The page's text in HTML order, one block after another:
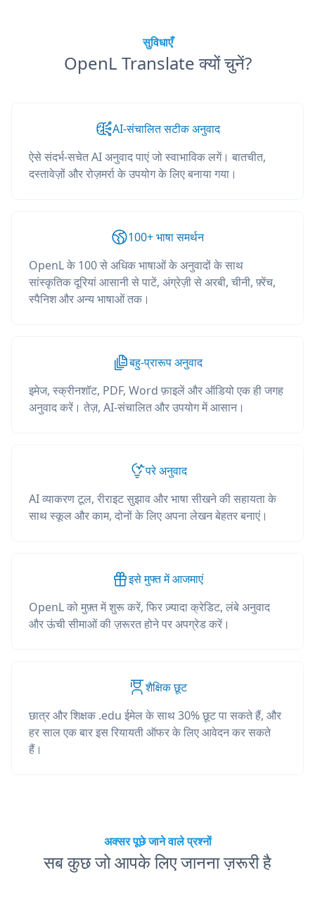
सुविधाएँ
OpenL Translate क्यों चुनें?
AI-संचालित सटीक अनुवाद
ऐसे संदर्भ-सचेत AI अनुवाद पाएं जो स्वाभाविक लगें। बातचीत,
दस्तावेज़ों और रोज़मर्रा के उपयोग के लिए बनाया गया।
100+ भाषा समर्थन
OpenL के 100 से अधिक भाषाओं के अनुवादों के साथ
सांस्कृतिक दूरियां आसानी से पाटें, अंग्रेज़ी से अरबी, चीनी, फ़्रेंच,
स्पैनिश और अन्य भाषाओं तक।
बहु-प्रारूप अनुवाद
इमेज, स्क्रीनशॉट, PDF, Word फ़ाइलें और ऑडियो एक ही जगह
अनुवाद करें। तेज़, AI-संचालित और उपयोग में आसान।
परे अनुवाद
AI व्याकरण टूल, रीराइट सुझाव और भाषा सीखने की सहायता के
साथ स्कूल और काम, दोनों के लिए अपना लेखन बेहतर बनाएं।
इसे मुफ्त में आजमाएं
OpenL को मुफ़्त में शुरू करें, फिर ज़्यादा क्रेडिट, लंबे अनुवाद
और ऊंची सीमाओं की ज़रूरत होने पर अपग्रेड करें।
शैक्षिक छूट
छात्र और शिक्षक .edu ईमेल के साथ 30% छूट पा सकते हैं, और
हर साल एक बार इस रियायती ऑफर के लिए आवेदन कर सकते
हैं।
अक्सर पूछे जाने वाले प्रश्नों
सब कुछ जो आपके लिए जानना ज़रूरी है